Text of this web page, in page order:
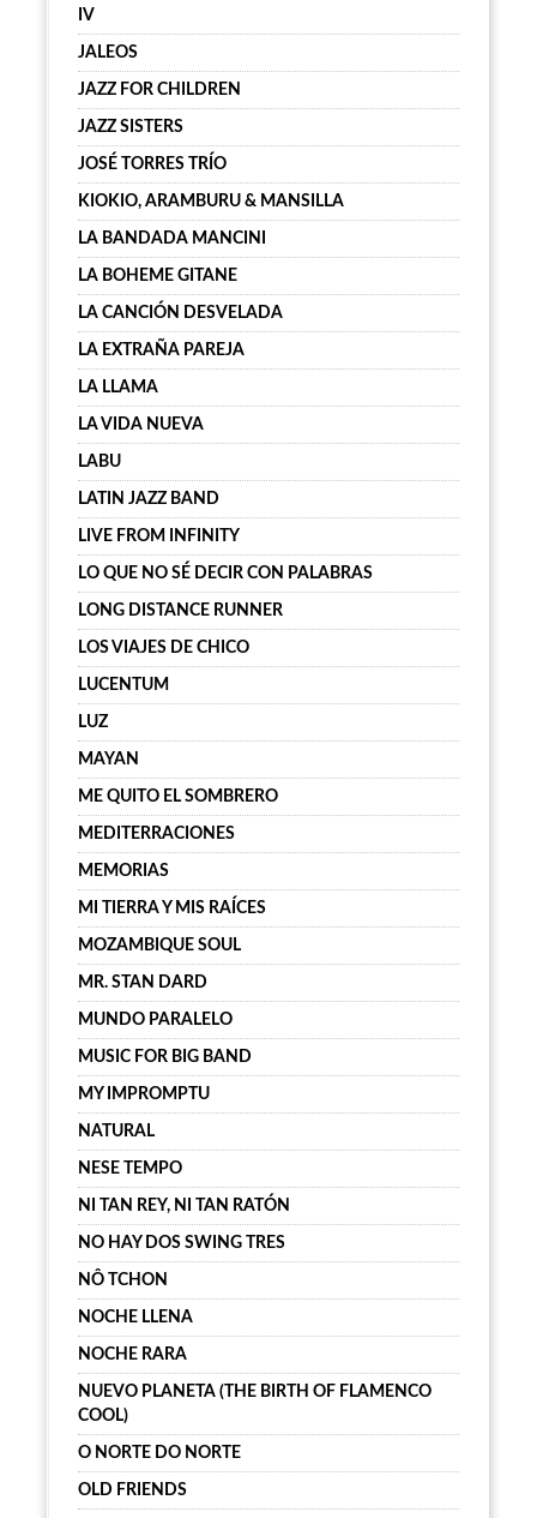
IV
JALEOS
JAZZ FOR CHILDREN
JAZZ SISTERS
JOSÉ TORRES TRÍO
KIOKIO, ARAMBURU & MANSILLA
LA BANDADA MANCINI
LA BOHEME GITANE
LA CANCIÓN DESVELADA
LA EXTRAÑA PAREJA
LA LLAMA
LA VIDA NUEVA
LABU
LATIN JAZZ BAND
LIVE FROM INFINITY
LO QUE NO SÉ DECIR CON PALABRAS
LONG DISTANCE RUNNER
LOS VIAJES DE CHICO
LUCENTUM
LUZ
MAYAN
ME QUITO EL SOMBRERO
MEDITERRACIONES
MEMORIAS
MI TIERRA Y MIS RAÍCES
MOZAMBIQUE SOUL
MR. STAN DARD
MUNDO PARALELO
MUSIC FOR BIG BAND
MY IMPROMPTU
NATURAL
NESE TEMPO
NI TAN REY, NI TAN RATÓN
NO HAY DOS SWING TRES
NÔ TCHON
NOCHE LLENA
NOCHE RARA
NUEVO PLANETA (THE BIRTH OF FLAMENCO
COOL)
O NORTE DO NORTE
OLD FRIENDS